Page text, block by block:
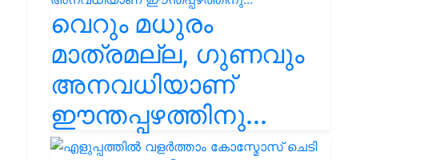
വെറും മധുരം
മാത്രമല്ല, ഗുണവും
അനവധിയാണ്
ഈന്തപ്പഴത്തിനു...